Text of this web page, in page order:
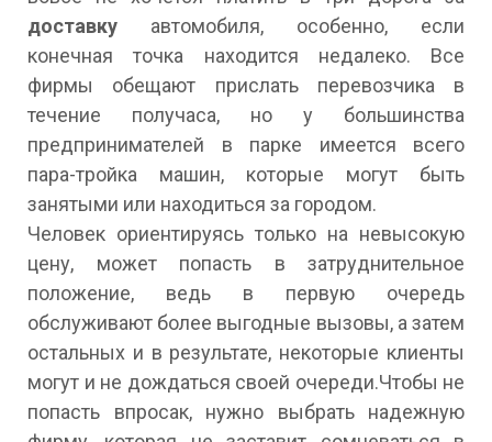
доставку автомобиля, особенно, если
конечная точка находится недалеко. Все
фирмы обещают прислать перевозчика в
течение получаса, но у большинства
предпринимателей в парке имеется всего
пара-тройка машин, которые могут быть
занятыми или находиться за городом.
Человек ориентируясь только на невысокую
цену, может попасть в затруднительное
положение, ведь в первую очередь
обслуживают более выгодные вызовы, а затем
остальных и в результате, некоторые клиенты
могут и не дождаться своей очереди.Чтобы не
попасть впросак, нужно выбрать надежную